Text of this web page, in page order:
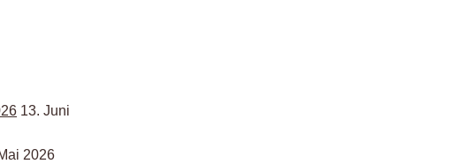
13. Juni
2026